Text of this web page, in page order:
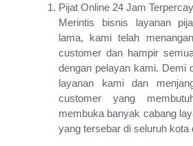
Kota Yogyakarta Daerah Istimewa
Square / Thai Massage Yogyakarta /
/ Spa Jogja / Twitter Spa Jogja /
Terdekat Dari Lokasi Saya /
Lokasi Saya / Massage Panggilan /
Terdekat Dari Lokasi Saya /
Saya / Massage Terdekat Dari Lokasi
Panggilan / Pijat Panggilan
Terdekat Dari Lokasi Saya / Pijat
Lokasi Saya Saat Ini / Pijat Panggilan
Pijat Online 24 Jam
Merintis bisnis layanan
lama, kami telah
customer dan hampir
dengan pelayan kami. Demi
layanan kami dan
customer yang
membuka banyak cabang
yang tersebar di seluruh kota